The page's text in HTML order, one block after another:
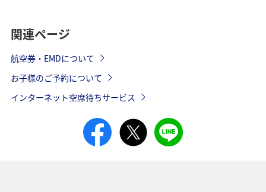
関連ページ
航空券・EMDについて
お子様のご予約について
インターネット空席待ちサービス